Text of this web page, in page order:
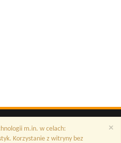
×
m.in. w celach:
Korzystanie z witryny bez